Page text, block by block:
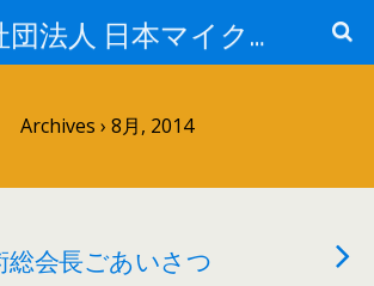
一般社団法人 日本マイクロ・ナノバブル学会
Archives › 8月, 2014
総会長ごあいさつ